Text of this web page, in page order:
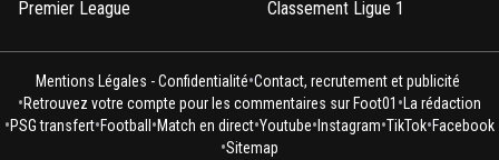
Premier League
Classement Ligue 1
Mentions Légales - Confidentialité•Contact, recrutement et publicité
•Retrouvez votre compte pour les commentaires sur Foot01 •La rédaction
•PSG transfert•Football •Match en direct•Youtube• Instagram•TikTok•Facebook
•Sitemap